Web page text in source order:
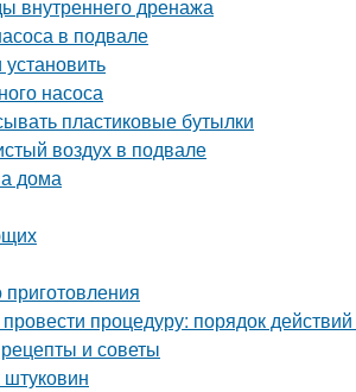
внутреннего дренажа
в подвале
насоса
пластиковые бутылки
воздух в подвале
дома
процедуру: порядок
и советы